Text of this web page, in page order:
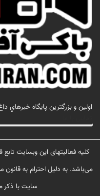
اولين و بزرگترين پايگاه خبرهاي
کلیه فعالیتهای این وبسایت
می‌باشد. به دلیل احترام به
سایت با ذکر